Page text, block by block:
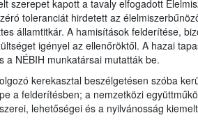
szerepet kapott a tavaly elfogadott
toleranciát hirdetett az
államtitkár. A hamisítások felderítése,
igényel az ellenőröktől. A hazai
a NÉBIH munkatársai mutatták be.
kerekasztal beszélgetésen szóba
a felderítésben; a nemzetközi
lehetőségei és a nyilvánosság